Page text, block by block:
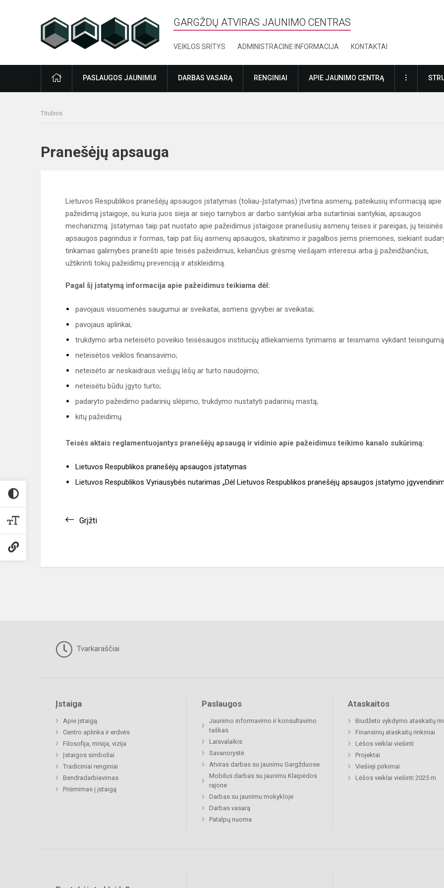
GARGŽDŲ ATVIRAS JAUNIMO CENTRAS
VEIKLOS SRITYS ADMINISTRACINĖ INFORMACIJA KONTAKTAI
PRADŽIAPASLAUGOS JAUNIMUI DARBAS VASARĄ RENGINIAI APIE JAUNIMO CENTRĄ DAUGIAU
Titulinis
Pranešėjų apsauga
Lietuvos Respublikos pranešėjų apsaugos įstatymas (toliau-Įstatymas) įtvirtina asmenų, pateikusių informaciją apie
pažeidimą įstaigoje, su kuria juos sieja ar siejo tarnybos ar darbo santykiai arba sutartiniai santykiai, apsaugos
mechanizmą. Įstatymas taip pat nustato apie pažeidimus įstaigose pranešusių asmenų teises ir pareigas, jų teisinės
apsaugos pagrindus ir formas, taip pat šių asmenų apsaugos, skatinimo ir pagalbos jiems priemones, siekiant
tinkamas galimybes pranešti apie teisės pažeidimus, keliančius grėsmę viešajam interesui arba jį pažeidžiančius,
užtikrinti tokių pažeidimų prevenciją ir atskleidimą.
Pagal šį įstatymą informacija apie pažeidimus teikiama dėl:
pavojaus visuomenės saugumui ar sveikatai, asmens gyvybei ar sveikatai;
pavojaus aplinkai;
trukdymo arba neteisėto poveikio teisėsaugos institucijų atliekamiems tyrimams ar teismams vykdant
neteisėtos veiklos finansavimo;
neteisėto ar neskaidraus viešųjų lėšų ar turto naudojimo;
neteisėtu būdu įgyto turto;
padaryto pažeidimo padarinių slėpimo, trukdymo nustatyti padarinių mastą;
kitų pažeidimų.
Teisės aktais reglamentuojantys pranešėjų apsaugą ir vidinio apie pažeidimus teikimo kanalo sukūrimą:
Lietuvos Respublikos pranešėjų apsaugos įstatymas
Lietuvos Respublikos Vyriausybės nutarimas „Dėl Lietuvos Respublikos pranešėjų apsaugos įstatymo
Grįžti
Tvarkaraščiai
Įstaiga
Apie įstaigą
Centro aplinka ir erdvės
Filosofija, misija, vizija
Įstaigos simboliai
Tradiciniai renginiai
Bendradarbiavimas
Priėmimas į įstaigą
Paslaugos
Jaunimo informavimo ir konsultavimo
taškas
Laisvalaikis
Savanorystė
Atviras darbas su jaunimu Gargžduose
Mobilus darbas su jaunimu Klaipėdos
rajone
Darbas su jaunimu mokykloje
Darbas vasarą
Patalpų nuoma
Ataskaitos
Biudžeto vykdymo ataskaitų
Finansinių ataskaitų rinkiniai
Lėšos veiklai viešinti
Projektai
Viešieji pirkimai
Lėšos veiklai viešinti 2025 m.